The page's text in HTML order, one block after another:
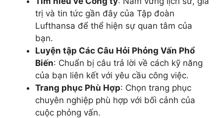
trị và tin tức gần đây của Tập đoàn
Lufthansa để thể hiện sự quan tâm của
bạn.
Luyện tập Các Câu Hỏi Phỏng Vấn Phổ
Biến: Chuẩn bị câu trả lời về cách kỹ năng
của bạn liên kết với yêu cầu công việc.
Trang phục Phù Hợp: Chọn trang phục
chuyên nghiệp phù hợp với bối cảnh của
cuộc phỏng vấn.